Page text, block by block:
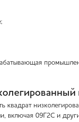
включая 09Г2С и